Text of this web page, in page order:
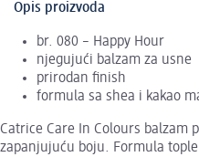
Opis proizvoda
br. 080 – Happy Hour
njegujući balzam za usne
prirodan finish
formula sa shea i kakao
Catrice Care In Colours balzam
zapanjujuću boju. Formula